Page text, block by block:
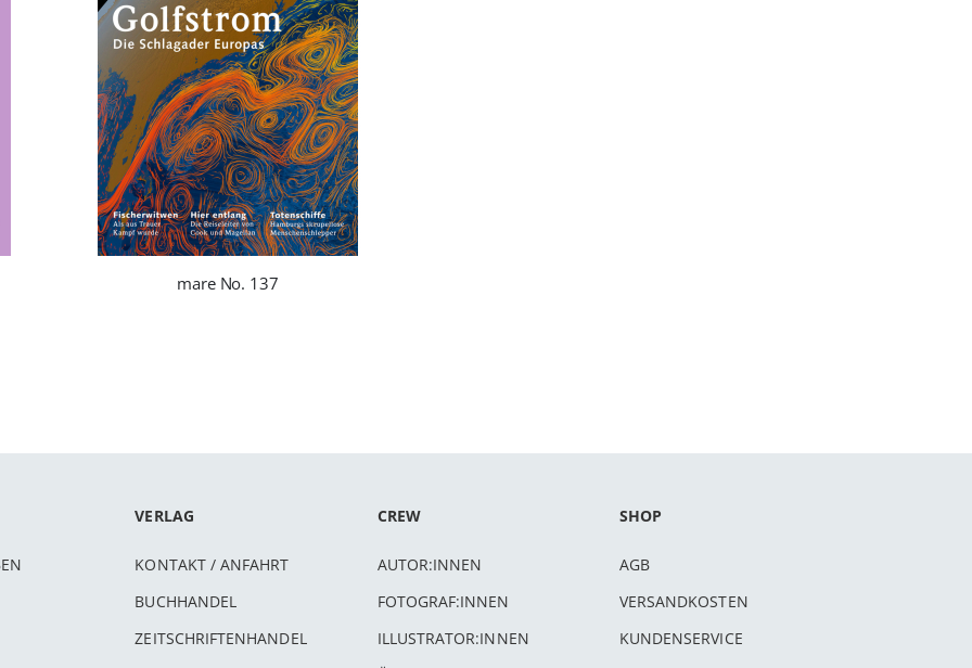
mare No. 137
VERLAG
KONTAKT / ANFAHRT
BUCHHANDEL
ZEITSCHRIFTENHANDEL
CREW
AUTOR:INNEN
FOTOGRAF:INNEN
ILLUSTRATOR:INNEN
SHOP
AGB
VERSANDKOSTEN
KUNDENSERVICE